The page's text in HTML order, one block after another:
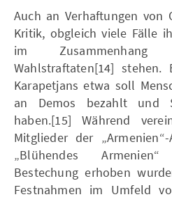
Auch an Verhaftungen von
Kritik, obgleich viele Fälle
im Zusammenhang
Wahlstraftaten[14] stehen.
Karapetjans etwa soll
an Demos bezahlt und
haben.[15] Während
Mitglieder der
„Blühendes
Bestechung erhoben
Festnahmen im Umfeld